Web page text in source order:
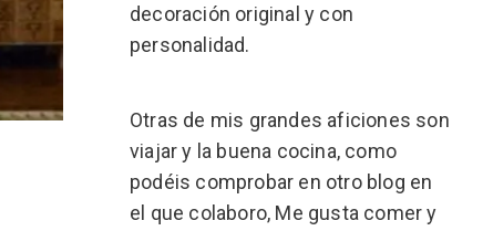
decoración original y con
personalidad.
Otras de mis grandes aficiones son
viajar y la buena cocina, como
podéis comprobar en otro blog en
el que colaboro, Me gusta comer y